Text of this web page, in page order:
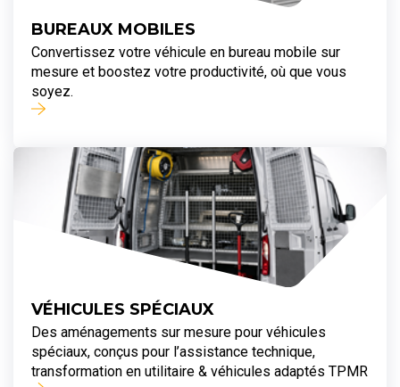
BUREAUX MOBILES
Convertissez votre véhicule en bureau mobile sur
mesure et boostez votre productivité, où que vous
soyez.
VÉHICULES SPÉCIAUX
Des aménagements sur mesure pour véhicules
spéciaux, conçus pour l’assistance technique,
transformation en utilitaire & véhicules adaptés TPMR